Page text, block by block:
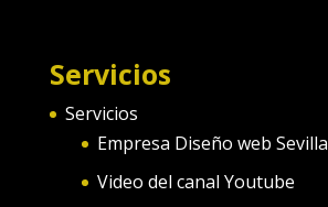
Servicios
Servicios
Empresa Diseño web Sevilla
Video del canal Youtube